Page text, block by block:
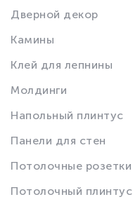
Дверной декор
Камины
Клей для лепнины
Молдинги
Напольный плинтус
Панели для стен
Потолочные розетки
Потолочный плинтус